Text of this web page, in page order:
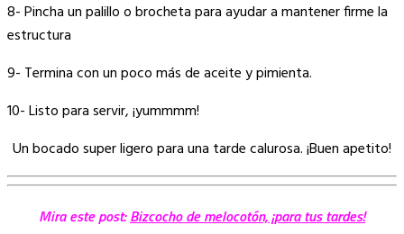
8- Pincha un palillo o brocheta para ayudar a mantener firme la
estructura
9- Termina con un poco más de aceite y pimienta.
10- Listo para servir, ¡yummmm!
Un bocado super ligero para una tarde calurosa. ¡Buen apetito!
Mira este post:Bizcocho de melocotón, ¡para tus tardes!